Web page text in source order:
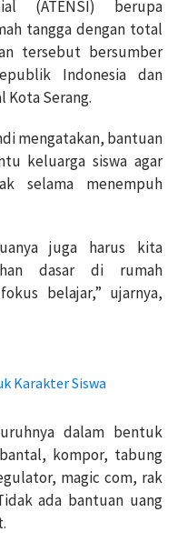
(ATENSI) berupa
tangga dengan total
tersebut bersumber
Indonesia dan
Kota Serang.
mengatakan, bantuan
keluarga siswa agar
selama menempuh
juga harus kita
dasar di rumah
belajar,” ujarnya,
Karakter Siswa
dalam bentuk
kompor, tabung
magic com, rak
ada bantuan uang